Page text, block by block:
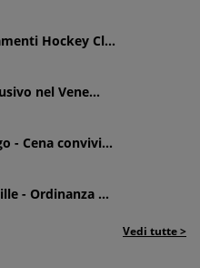
Hockey Cl...
nel Vene...
- Cena convivi...
- Ordinanza ...
Vedi tutte >